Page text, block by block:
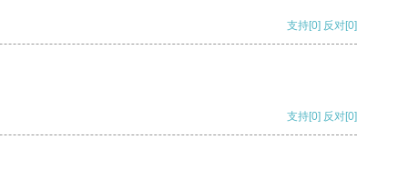
支持[0] 反对[0]
支持[0] 反对[0]